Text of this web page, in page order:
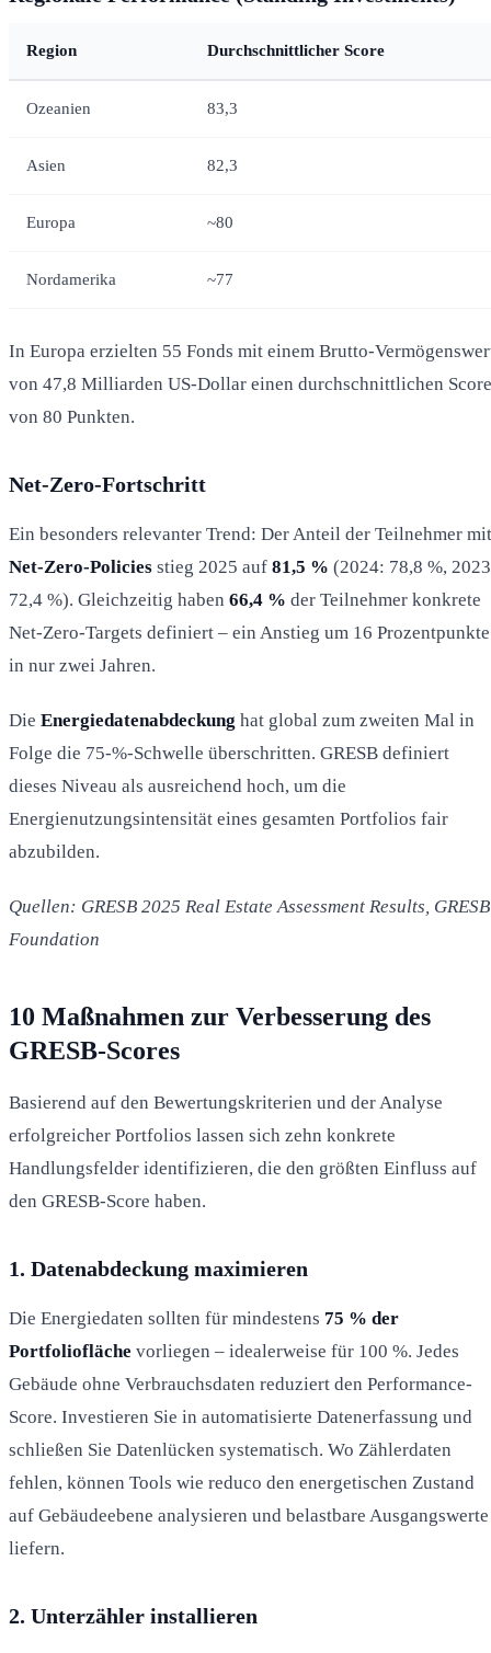
Region Durchschnittlicher Score
Ozeanien 83,3
Asien 82,3
Europa ~80
Nordamerika ~77
In Europa erzielten 55 Fonds mit einem Brutto-
von 47,8 Milliarden US-Dollar einen durchschnittlichen Score
von 80 Punkten.
Net-Zero-Fortschritt
Ein besonders relevanter Trend: Der Anteil der Teilnehmer mit
Net-Zero-Policies stieg 2025 auf 81,5 % (2024: 78,8 %,
72,4 %). Gleichzeitig haben 66,4 % der Teilnehmer konkrete
Net-Zero-Targets definiert – ein Anstieg um 16 Prozentpunkte
in nur zwei Jahren.
Die Energiedatenabdeckung hat global zum zweiten Mal in
Folge die 75-%-Schwelle überschritten. GRESB definiert
dieses Niveau als ausreichend hoch, um die
Energienutzungsintensität eines gesamten Portfolios fair
abzubilden.
Quellen: GRESB 2025 Real Estate Assessment Results, GRESB
Foundation
10 Maßnahmen zur Verbesserung des
GRESB-Scores
Basierend auf den Bewertungskriterien und der Analyse
erfolgreicher Portfolios lassen sich zehn konkrete
Handlungsfelder identifizieren, die den größten Einfluss auf
den GRESB-Score haben.
1. Datenabdeckung maximieren
Die Energiedaten sollten für mindestens 75 % der
Portfoliofläche vorliegen – idealerweise für 100 %. Jedes
Gebäude ohne Verbrauchsdaten reduziert den Performance-
Score. Investieren Sie in automatisierte Datenerfassung und
schließen Sie Datenlücken systematisch. Wo Zählerdaten
fehlen, können Tools wie reduco den energetischen Zustand
auf Gebäudeebene analysieren und belastbare Ausgangswerte
liefern.
2. Unterzähler installieren